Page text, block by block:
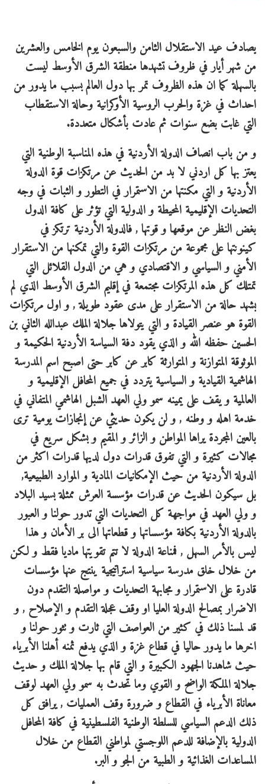
يصادف عيد الاستقلال الثامن والسبعون يوم الخامس والعشرين
من شهر أيار في ظروف تشهدها منطقة الشرق الأوسط ليست
بالسهلة كما ان هذه الظروف تمر بها دول العالم بسبب ما يدور من
احداث في غزة والحرب الروسية الأوكرانية وحالة الاستقطاب
التي غابت بضع سنوات ثم عادت بأشكال متعددة.
و من باب انصاف الدولة الأردنية في هذه المناسبة الوطنية التي
يعتز بها كل اردني لا بد من الحديث عن مرتكزات قوة الدولة
الأردنية و التي مكنتها من الاستمرار في التطور و الثبات في وجه
التحديات الإقليمية المحيطة و الدولية التي تؤثر على كافة الدول
بغض النظر عن موقعها و قوتها , فالدولة الأردنية ترتكز في
كينونتها على مجموعة من مرتكزات القوة والتي تمكنها من الاستقرار
الأمني و السياسي و الاقتصادي و هي من الدول القلائل التي
تمتلك كل هذه المرتكزات مجتمعة في إقليم الشرق الأوسط الذي لم
يشهد حالة من الاستقرار على مدى عقود طويلة , و اول مرتكزات
القوة هو عنصر القيادة و التي يتولاها جلالة الملك عبدالله الثاني بن
الحسين حفظه الله و الذي يقود دفة السياسة الأردنية الحكيمة و
الموثوقة المتوازنة و المتوارثة كابر عن كابر حتى اصبح اسم المدرسة
الهاشمية القيادية و السياسية يتردد في جميع المحافل الإقليمية و
العالمية و يقف على يمينه سمو ولي العهد الشبل الهاشمي المتفاني في
خدمة اهله و وطنه , و لن يكون حديثي عن إنجازات يومية ترى
بالعين المجردة يراها المواطن و الزائر و المقيم و بشكل سريع في
مجالات كثيرة و التي تفوق قدرات دول لديها قدرات اكثر من
الدولة الأردنية من حيث الإمكانيات المادية و الموارد الطبيعية,
بل سيكون الحديث عن قدرات مؤسسة العرش ممثلة بسيد البلاد
و ولي العهد في مواجهة كل التحديات التي تدور حولنا و العبور
بالدولة الأردنية بكافة مؤسساتها و قطعاتها الى بر الأمان و هذا
ليس بالأمر السهل , فمناعة الدولة لا تتم تقويتها ماديا فقط و لكن
من خلال خلق مدرسة سياسية استراتيجية ينتج عنها مؤسسات
قادرة على الاستمرار و مجابهة التحديات و مواصلة التقدم دون
الاضرار بمصالح الدولة العليا او وقف عجلة التقدم و الإصلاح , و
قد لمسنا ذلك في كثير من العواصف التي ثارت و تثور حولنا و
اخرها ما يدور حاليا في قطاع غزة و الذي يدفع ثمنه أهلنا الأبرياء
حيث شاهدنا الجهود الكبيرة و التي قام بها جلالة الملك و حديث
جلالة الملكة الواضح و القوي وما تحدث به سمو ولي العهد لوقف
معاناة الأبرياء في القطاع و ضرورة وقف العمليات , يرافق كل
ذلك الدعم السياسي للسلطة الوطنية الفلسطينية في كافة المحافل
الدولية بالإضافة للدعم اللوجستي لمواطني القطاع من خلال
المساعدات الغذائية و الطبية من الجو و البر.